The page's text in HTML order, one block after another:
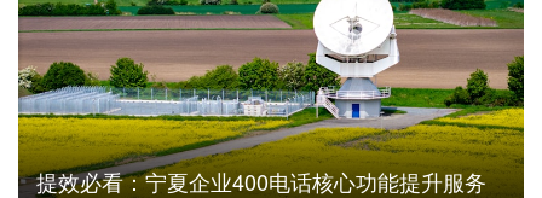
提效必看：宁夏企业400电话核心功能提升服务